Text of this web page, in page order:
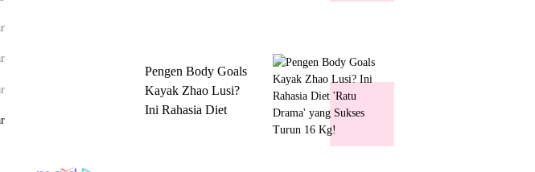
Pengen Body Goals
Kayak Zhao Lusi?
Ini Rahasia Diet